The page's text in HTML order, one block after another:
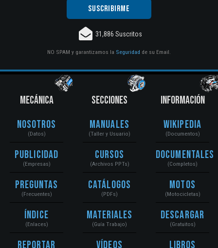
31,886 Suscritos
NO SPAM y garantizamos la Seguridad de su Email.
MECÁNICA
Nosotros
(Datos)
Publicidad
(Empresas)
Preguntas
(Frecuentes)
Índice
(Enlaces)
Reportar
SECCIONES
Manuales
(Taller y Usuario)
Cursos
(Archivos PPTs)
Catálogos
(PDFs)
Materiales
(Guía Trabajo)
Vídeos
INFORMACIÓN
Wikipedia
(Documentos)
Documentales
(Completos)
Motos
(Motocicletas)
Descargar
(Gratuitos)
Libros